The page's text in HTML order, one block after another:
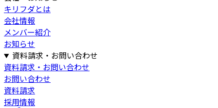
キリフダとは
会社情報
メンバー紹介
お知らせ
資料請求・お問い合わせ
資料請求・お問い合わせ
お問い合わせ
資料請求
採用情報